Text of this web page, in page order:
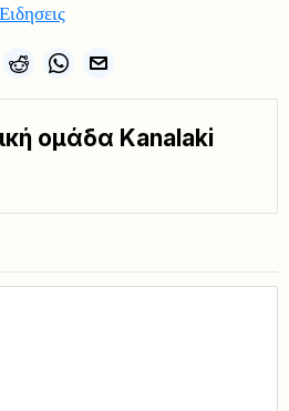
ομάδα Kanalaki